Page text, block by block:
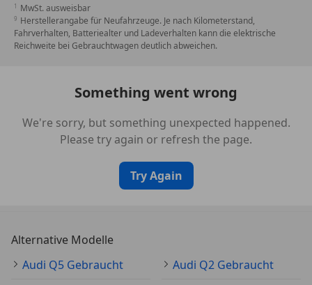
MwSt. ausweisbar
Herstellerangabe für Neufahrzeuge. Je nach Kilometerstand,
Fahrverhalten, Batteriealter und Ladeverhalten kann die elektrische
Reichweite bei Gebrauchtwagen deutlich abweichen.
Something went wrong
We're sorry, but something unexpected happened.
Please try again or refresh the page.
Try Again
Alternative Modelle
Audi Q5 Gebraucht
Audi Q2 Gebraucht